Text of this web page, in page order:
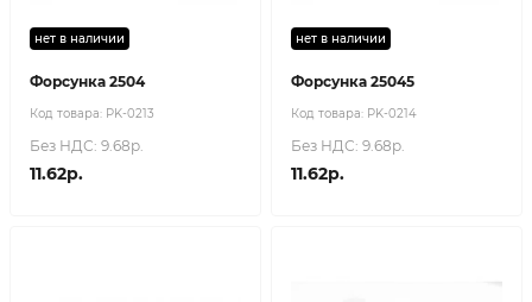
нет в наличии
Форсунка 2504
Код товара: PK-0213
Без НДС: 9.68р.
11.62р.
нет в наличии
Форсунка 25045
Код товара: PK-0214
Без НДС: 9.68р.
11.62р.